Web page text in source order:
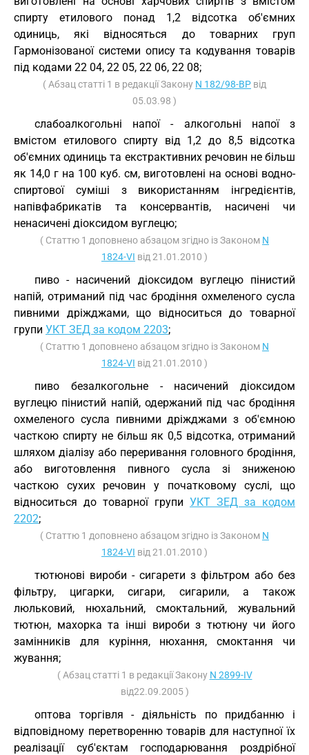
спирту етилового понад 1,2 відсотка об'ємних
одиниць, які відносяться до товарних груп
Гармонізованої системи опису та кодування товарів
під кодами 22 04, 22 05, 22 06, 22 08;
( Абзац статті 1 в редакції Закону N 182/98-ВР від
05.03.98 )
слабоалкогольні напої - алкогольні напої з
вмістом етилового спирту від 1,2 до 8,5 відсотка
об'ємних одиниць та екстрактивних речовин не більш
як 14,0 г на 100 куб. см, виготовлені на основі водно-
спиртової суміші з використанням інгредієнтів,
напівфабрикатів та консервантів, насичені чи
ненасичені діоксидом вуглецю;
( Статтю 1 доповнено абзацом згідно із Законом N
1824-VI від 21.01.2010 )
пиво - насичений діоксидом вуглецю пінистий
напій, отриманий під час бродіння охмеленого сусла
пивними дріжджами, що відноситься до товарної
групи УКТ ЗЕД за кодом 2203;
( Статтю 1 доповнено абзацом згідно із Законом N
1824-VI від 21.01.2010 )
пиво безалкогольне - насичений діоксидом
вуглецю пінистий напій, одержаний під час бродіння
охмеленого сусла пивними дріжджами з об'ємною
часткою спирту не більш як 0,5 відсотка, отриманий
шляхом діалізу або переривання головного бродіння,
або виготовлення пивного сусла зі зниженою
часткою сухих речовин у початковому суслі, що
відноситься до товарної групи УКТ ЗЕД за кодом
2202;
( Статтю 1 доповнено абзацом згідно із Законом N
1824-VI від 21.01.2010 )
тютюнові вироби - сигарети з фільтром або без
фільтру, цигарки, сигари, сигарили, а також
люльковий, нюхальний, смоктальний, жувальний
тютюн, махорка та інші вироби з тютюну чи його
замінників для куріння, нюхання, смоктання чи
жування;
( Абзац статті 1 в редакції Закону N 2899-IV
від22.09.2005 )
оптова торгівля - діяльність по придбанню і
відповідному перетворенню товарів для наступної їх
реалізації суб'єктам господарювання роздрібної